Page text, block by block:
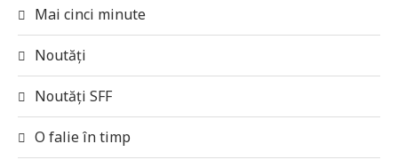
Mai cinci minute
Noutăți
Noutăți SFF
O falie în timp